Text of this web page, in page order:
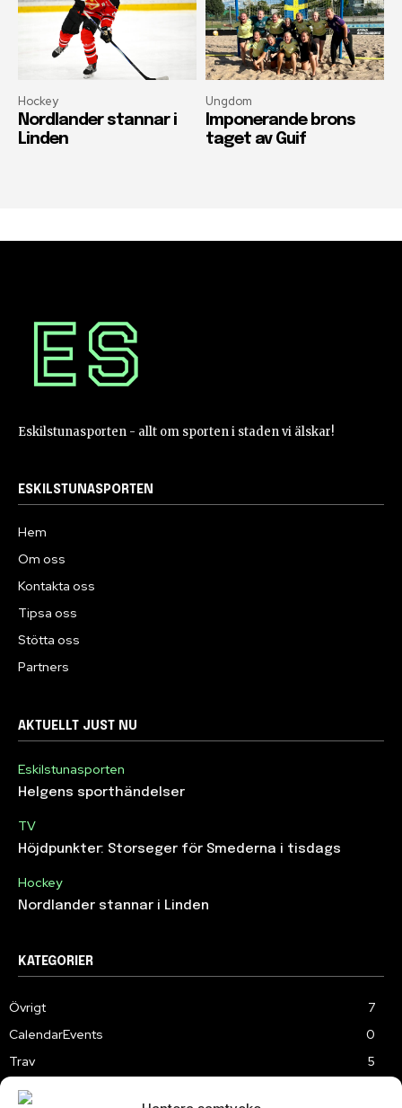
Hockey
Nordlander stannar i
Linden
Ungdom
Imponerande brons
taget av Guif
Eskilstunasporten - allt om sporten i staden vi älskar!
ESKILSTUNASPORTEN
Hem
Om oss
Kontakta oss
Tipsa oss
Stötta oss
Partners
AKTUELLT JUST NU
Eskilstunasporten
Helgens sporthändelser
TV
Höjdpunkter: Storseger för Smederna i tisdags
Hockey
Nordlander stannar i Linden
KATEGORIER
Övrigt
7
CalendarEvents
0
Trav
5
TV